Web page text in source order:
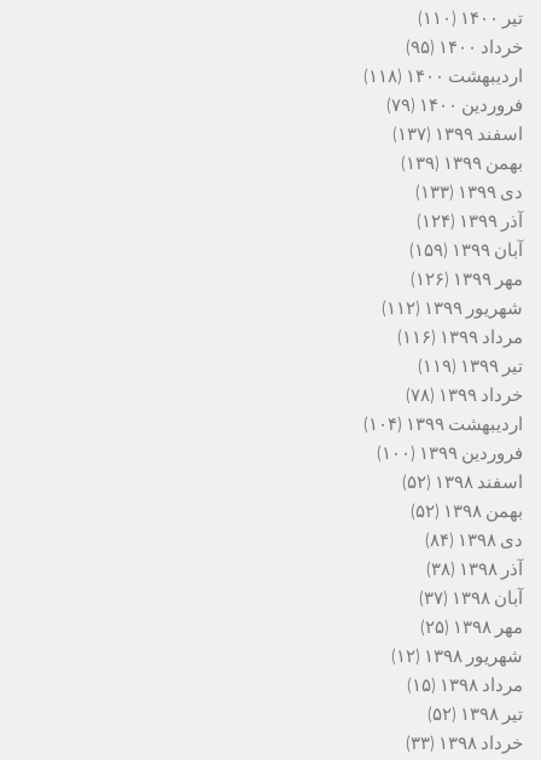
تیر ۱۴۰۰
(۱۱۰)
خرداد ۱۴۰۰
(۹۵)
اردیبهشت ۱۴۰۰
(۱۱۸)
فروردین ۱۴۰۰
(۷۹)
اسفند ۱۳۹۹
(۱۳۷)
بهمن ۱۳۹۹
(۱۳۹)
دی ۱۳۹۹
(۱۳۳)
آذر ۱۳۹۹
(۱۲۴)
آبان ۱۳۹۹
(۱۵۹)
مهر ۱۳۹۹
(۱۲۶)
شهریور ۱۳۹۹
(۱۱۲)
مرداد ۱۳۹۹
(۱۱۶)
تیر ۱۳۹۹
(۱۱۹)
خرداد ۱۳۹۹
(۷۸)
اردیبهشت ۱۳۹۹
(۱۰۴)
فروردین ۱۳۹۹
(۱۰۰)
اسفند ۱۳۹۸
(۵۲)
بهمن ۱۳۹۸
(۵۲)
دی ۱۳۹۸
(۸۴)
آذر ۱۳۹۸
(۳۸)
آبان ۱۳۹۸
(۳۷)
مهر ۱۳۹۸
(۲۵)
شهریور ۱۳۹۸
(۱۲)
مرداد ۱۳۹۸
(۱۵)
تیر ۱۳۹۸
(۵۲)
خرداد ۱۳۹۸
(۳۳)